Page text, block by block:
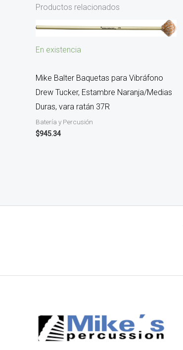
Productos relacionados
En existencia
Mike Balter Baquetas para Vibráfono
Drew Tucker, Estambre Naranja/Medias
Duras, vara ratán 37R
Batería y Percusión
$945.34